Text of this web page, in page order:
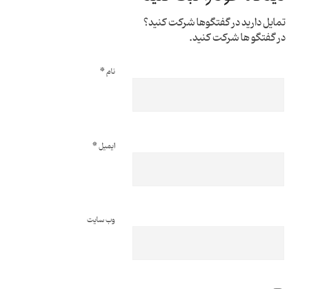
تمایل دارید در گفتگوها شرکت کنید؟
در گفتگو ها شرکت کنید.
نام*
ایمیل*
وب‌ سایت